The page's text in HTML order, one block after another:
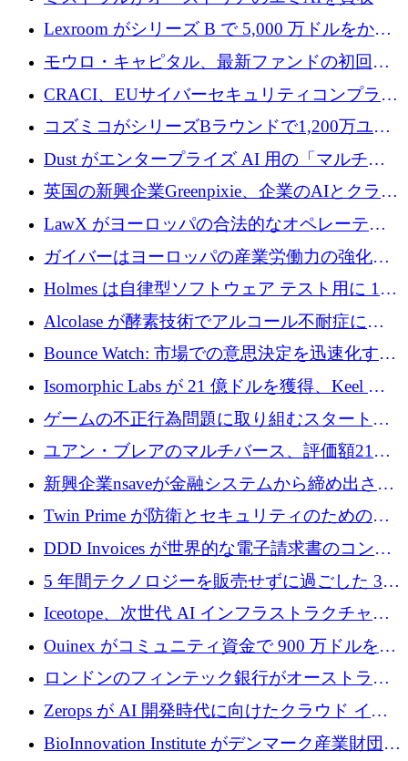
Lexroom がシリーズ B で 5,000 万ドルをかけ
てヨーロッパ大陸法用の法律 AI を構築
モウロ・キャピタル、最新ファンドの初回ク
ローズで4億ドルを確保
CRACI、EUサイバーセキュリティコンプライ
アンスプラットフォームのために140万ユーロ
コズミコがシリーズBラウンドで1,200万ユー
ロを調達
Dust がエンタープライズ AI 用の「マルチプ
レイヤー」オペレーティング システムを構築
するシリーズ B で 4,000 万ドルを調達
英国の新興企業Greenpixie、企業のAIとクラウ
ドのエネルギー無駄を削減するために470万ポ
ンドを調達
LawX がヨーロッパの合法的なオペレーティ
ング システムを構築するために 750 万ユーロ
を調達
ガイバーはヨーロッパの産業労働力の強化に
貢献するために 140 万ユーロを獲得
Holmes は自律型ソフトウェア テスト用に 110
万ユーロのプレシードを提供して開始
Alcolase が酵素技術でアルコール不耐症に取
り組むために 150 万ユーロを調達
Bounce Watch: 市場での意思決定を迅速化する
ためのインテリジェンス層を構築する
Isomorphic Labs が 21 億ドルを獲得、Keel の
ネオバンク後の軸、ポーランドのソフトウェ
ア進化
ゲームの不正行為問題に取り組むスタートア
ップを紹介する
ユアン・ブレアのマルチバース、評価額21億
ドルで7,000万ドルを調達
新興企業nsaveが金融システムから締め出され
たシリア人に国際銀行アクセスをもたらす
Twin Prime が防衛とセキュリティのためのフ
ロンティア AI モデルを構築するために 1,000
万ドルのプレシードを獲得
DDD Invoices が世界的な電子請求書のコンプ
ライアンスを簡素化するために 131 万ユーロ
を調達
5 年間テクノロジーを販売せずに過ごした 3D
プリンティングのスタートアップを紹介しま
Iceotope、次世代 AI インフラストラクチャの
冷却を促進するために 2,600 万ドルを調達
Ouinex がコミュニティ資金で 900 万ドルを達
成、トークン プラットフォームを開始
ロンドンのフィンテック銀行がオーストラリ
アのトップ企業金融業者に買収
Zerops が AI 開発時代に向けたクラウド イン
フラストラクチャを再構築するために 200 万
BioInnovation Institute がデンマーク産業財団か